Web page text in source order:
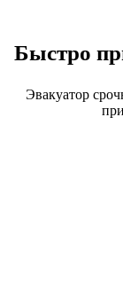
Быстро
Эвакуатор